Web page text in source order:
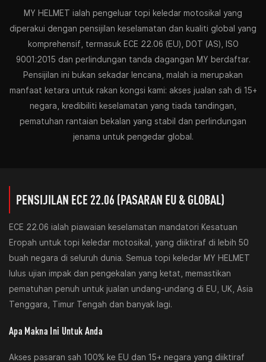
MY HELMET ialah pengeluar topi keledar motosikal yang
diperakui dengan pensijilan keselamatan dan kualiti global yang
komprehensif, termasuk ECE 22.06 (EU), DOT (AS), ISO
9001:2015 dan perlindungan tanda dagangan MY berdaftar.
Pensijilan ini bukan sekadar lencana, malah ia merupakan
manfaat ketara untuk rakan kongsi kami: akses jualan sah di 15+
negara, kredibiliti keselamatan yang tiada tandingan,
pematuhan rantaian bekalan yang stabil dan perlindungan
jenama untuk pengedar global.
PENSIJILAN ECE 22.06 (PASARAN EU & GLOBAL)
ECE 22.06 ialah piawaian keselamatan mandatori Kesatuan
Eropah untuk topi keledar motosikal, yang diiktiraf di lebih 50
buah negara di seluruh dunia. Semua topi keledar MY HELMET
lulus ujian impak dan pengekalan yang ketat, memastikan
pematuhan penuh untuk jualan undang-undang di EU, UK, Asia
Tenggara, Timur Tengah dan banyak lagi.
Apa Makna Ini Untuk Anda
Akses pasaran sah 100% ke EU dan 15+ negara yang diiktiraf